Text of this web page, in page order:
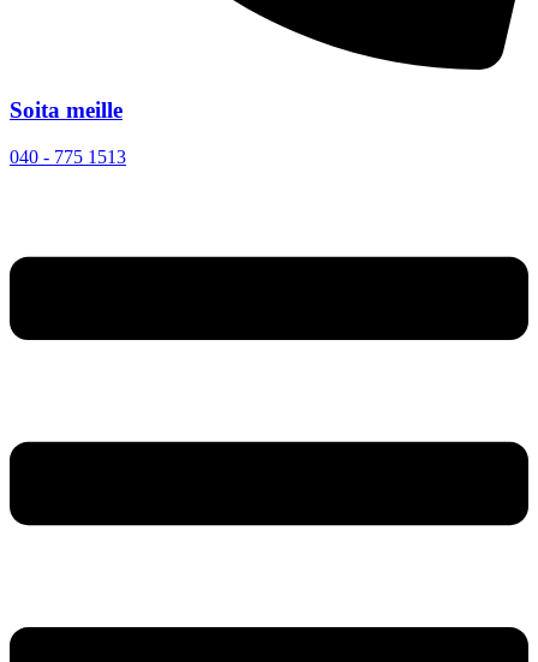
Soita meille
040 - 775 1513